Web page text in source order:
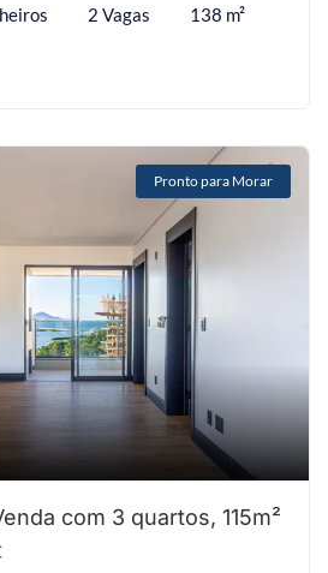
2 Vagas 138 m²
Pronto para Morar
com 3 quartos, 115m²